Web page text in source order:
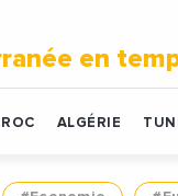
en
ALGÉRIE